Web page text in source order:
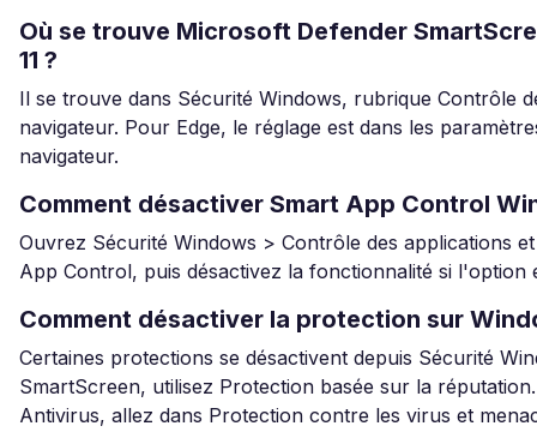
Où se trouve Microsoft Defender
11 ?
Il se trouve dans Sécurité Windows, rubrique Contrôle
navigateur. Pour Edge, le réglage est dans les
navigateur.
Comment désactiver Smart App Control
Ouvrez Sécurité Windows > Contrôle des applications
App Control, puis désactivez la fonctionnalité si l'option
Comment désactiver la protection sur
Certaines protections se désactivent depuis Sécurité
SmartScreen, utilisez Protection basée sur la
Antivirus, allez dans Protection contre les virus et